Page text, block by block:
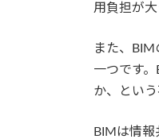
用負担が
また、
一つです
か、とい
BIMは情報